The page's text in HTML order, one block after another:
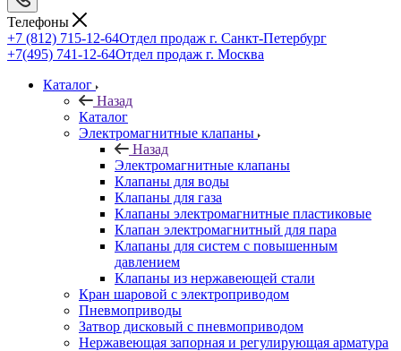
Телефоны
+7 (812) 715-12-64Отдел продаж г. Санкт-Петербург
+7(495) 741-12-64Отдел продаж г. Москва
Каталог
Назад
Каталог
Электромагнитные клапаны
Назад
Электромагнитные клапаны
Клапаны для воды
Клапаны для газа
Клапаны электромагнитные пластиковые
Клапан электромагнитный для пара
Клапаны для систем с повышенным
давлением
Клапаны из нержавеющей стали
Кран шаровой с электроприводом
Пневмоприводы
Затвор дисковый с пневмоприводом
Нержавеющая запорная и регулирующая арматура